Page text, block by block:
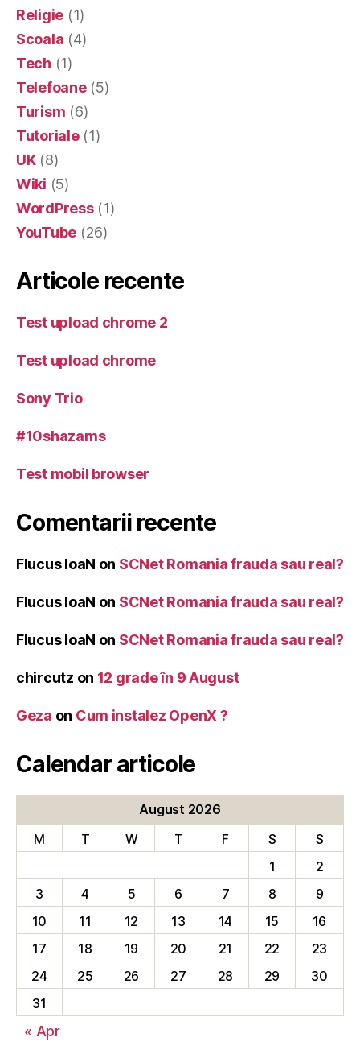
Religie (1)
Scoala (4)
Tech (1)
Telefoane(5)
Turism (6)
Tutoriale(1)
UK(8)
Wiki (5)
WordPress(1)
YouTube (26)
Articole recente
Test upload chrome 2
Test upload chrome
Sony Trio
#10shazams
Test mobil browser
Comentarii recente
Flucus IoaN on SCNet Romania frauda sau real?
Flucus IoaN on SCNet Romania frauda sau real?
Flucus IoaN on SCNet Romania frauda sau real?
chircutz on 12 grade în 9 August
Geza on Cum instalez OpenX ?
Calendar articole
August 2026
M
T W T F S
S
1
2
3
4 5 6 7 8
9
10
11 12 13 14 15
16
17
18 19 20 21 22
23
24
25 26 27 28 29
30
31
« Apr